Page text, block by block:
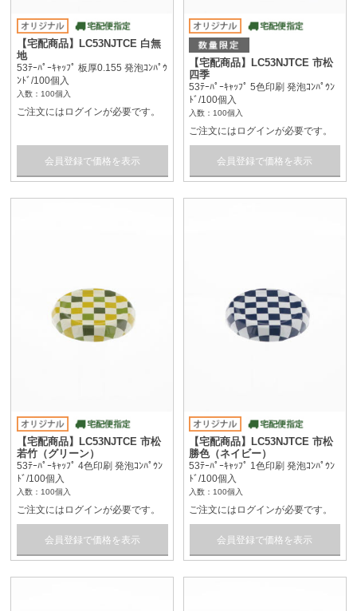
【宅配商品】LC53NJTCE 白無
地
53ﾃｰﾊﾟｰｷｬｯﾌﾟ 板厚0.155 発泡ｺﾝﾊﾟｳ
ﾝﾄﾞ/100個入
入数：100個入
ご注文にはログインが必要です。
会員登録で価格を表示
【宅配商品】LC53NJTCE 市松
四季
53ﾃｰﾊﾟｰｷｬｯﾌﾟ 5色印刷 発泡ｺﾝﾊﾟｳﾝ
ﾄﾞ/100個入
入数：100個入
ご注文にはログインが必要です。
会員登録で価格を表示
【宅配商品】LC53NJTCE 市松
若竹（グリーン）
53ﾃｰﾊﾟｰｷｬｯﾌﾟ 4色印刷 発泡ｺﾝﾊﾟｳﾝ
ﾄﾞ/100個入
入数：100個入
ご注文にはログインが必要です。
会員登録で価格を表示
【宅配商品】LC53NJTCE 市松
勝色（ネイビー）
53ﾃｰﾊﾟｰｷｬｯﾌﾟ 1色印刷 発泡ｺﾝﾊﾟｳﾝ
ﾄﾞ/100個入
入数：100個入
ご注文にはログインが必要です。
会員登録で価格を表示